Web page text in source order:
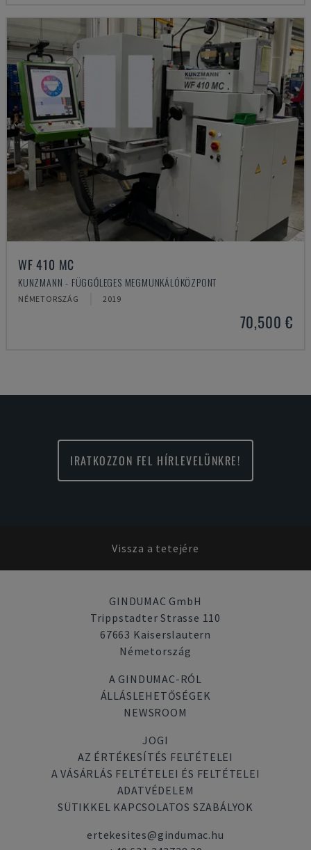
WF 410 MC
KUNZMANN - FÜGGŐLEGES MEGMUNKÁLÓKÖZPONT
NÉMETORSZÁG 2019
70,500 €
IRATKOZZON FEL HÍRLEVELÜNKRE!
Vissza a tetejére
GINDUMAC GmbH
Trippstadter Strasse 110
67663 Kaiserslautern
Németország
A GINDUMAC-RÓL
ÁLLÁSLEHETŐSÉGEK
NEWSROOM
JOGI
AZ ÉRTÉKESÍTÉS FELTÉTELEI
A VÁSÁRLÁS FELTÉTELEI ÉS FELTÉTELEI
ADATVÉDELEM
SÜTIKKEL KAPCSOLATOS SZABÁLYOK
ertekesites@gindumac.hu